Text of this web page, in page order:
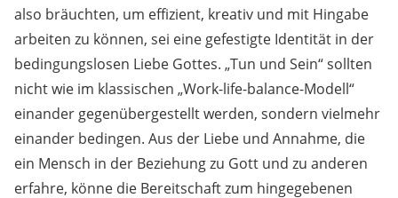
also bräuchten, um effizient, kreativ und mit Hingabe
arbeiten zu können, sei eine gefestigte Identität in der
bedingungslosen Liebe Gottes. „Tun und Sein“ sollten
nicht wie im klassischen „Work-life-balance-Modell“
einander gegenübergestellt werden, sondern vielmehr
einander bedingen. Aus der Liebe und Annahme, die
ein Mensch in der Beziehung zu Gott und zu anderen
erfahre, könne die Bereitschaft zum hingegebenen